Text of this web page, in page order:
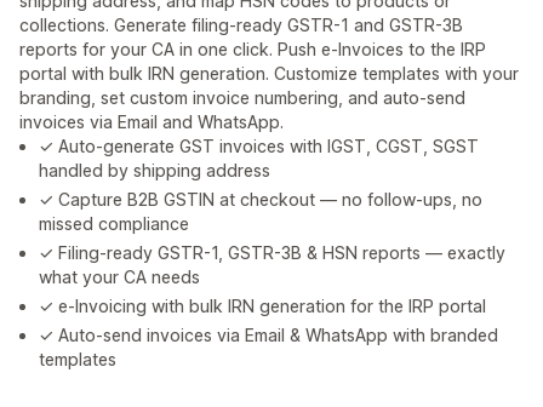
collections. Generate filing-ready GSTR-1 and GSTR-3B
reports for your CA in one click. Push e-Invoices to the IRP
portal with bulk IRN generation. Customize templates with your
branding, set custom invoice numbering, and auto-send
invoices via Email and WhatsApp.
✓ Auto-generate GST invoices with IGST, CGST, SGST
handled by shipping address
✓ Capture B2B GSTIN at checkout — no follow-ups, no
missed compliance
✓ Filing-ready GSTR-1, GSTR-3B & HSN reports — exactly
what your CA needs
✓ e-Invoicing with bulk IRN generation for the IRP portal
✓ Auto-send invoices via Email & WhatsApp with branded
templates